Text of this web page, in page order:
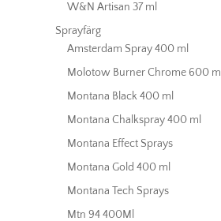
W&N Artisan 37 ml
Sprayfärg
Amsterdam Spray 400 ml
Molotow Burner Chrome 600 ml
Montana Black 400 ml
Montana Chalkspray 400 ml
Montana Effect Sprays
Montana Gold 400 ml
Montana Tech Sprays
Mtn 94 400Ml